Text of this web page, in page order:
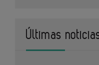
Últimas